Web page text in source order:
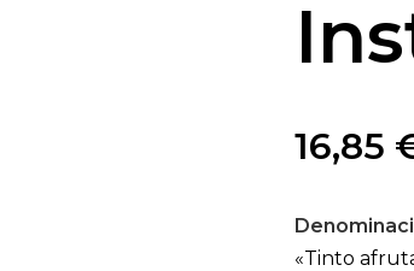
16,85
«Tinto